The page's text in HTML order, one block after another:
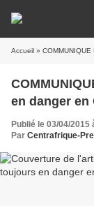
Accueil »
en danger en
Publié le 03/04/2015
Par Centrafrique-